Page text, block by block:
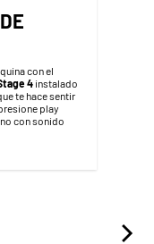
con el
4instalado
te hace sentir
play
con sonido